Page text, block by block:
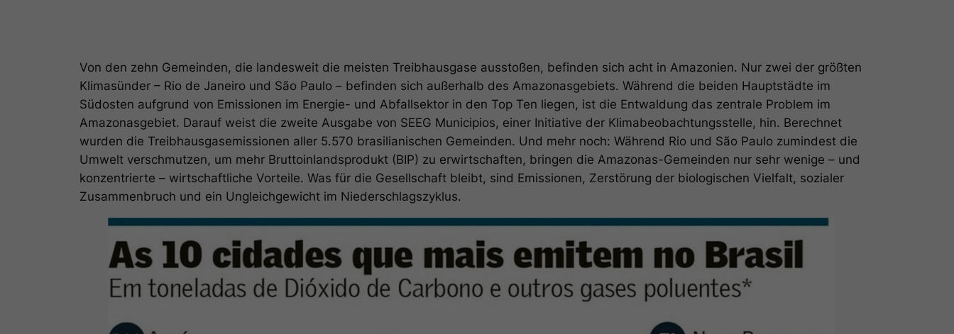
Von den zehn Gemeinden, die landesweit die meisten Treibhausgase ausstoßen, befinden sich acht in Amazonien. Nur zwei der größten
Klimasünder – Rio de Janeiro und São Paulo – befinden sich außerhalb des Amazonasgebiets. Während die beiden Hauptstädte im
Südosten aufgrund von Emissionen im Energie- und Abfallsektor in den Top Ten liegen, ist die Entwaldung das zentrale Problem im
Amazonasgebiet. Darauf weist die zweite Ausgabe von SEEG Municipios, einer Initiative der Klimabeobachtungsstelle, hin. Berechnet
wurden die Treibhausgasemissionen aller 5.570 brasilianischen Gemeinden. Und mehr noch: Während Rio und São Paulo zumindest die
Umwelt verschmutzen, um mehr Bruttoinlandsprodukt (BIP) zu erwirtschaften, bringen die Amazonas-Gemeinden nur sehr wenige – und
konzentrierte – wirtschaftliche Vorteile. Was für die Gesellschaft bleibt, sind Emissionen, Zerstörung der biologischen Vielfalt, sozialer
Zusammenbruch und ein Ungleichgewicht im Niederschlagszyklus.